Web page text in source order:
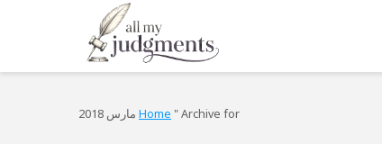
Home "Archive for مارس 2018